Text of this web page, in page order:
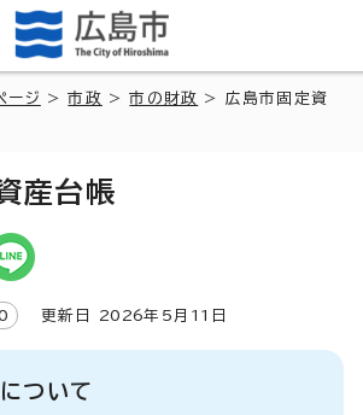
ージ >市政 >市の財政 > 広島市固定資
産台帳
更新日 2026年5月 11 日
ついて